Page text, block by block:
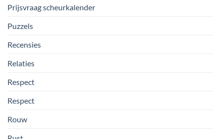
Prijsvraag scheurkalender
Puzzels
Recensies
Relaties
Respect
Respect
Rouw